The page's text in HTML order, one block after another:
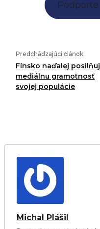
Predchádzajúci článok
Fínsko naďalej
mediálnu gramotnosť
svojej populácie
Michal Plášil